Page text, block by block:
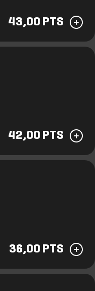
43,00 PTS
42,00 PTS
36,00 PTS